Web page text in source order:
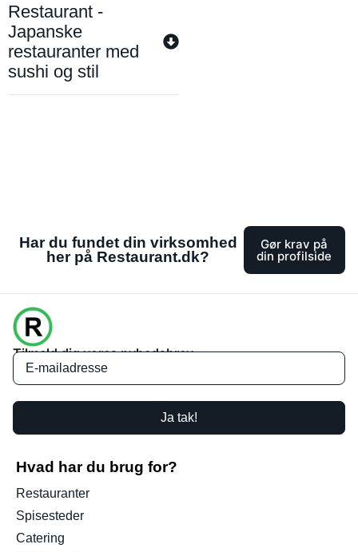
Restaurant -
Japanske
restauranter med
sushi og stil
Har du fundet din virksomhed
her på Restaurant.dk?
Gør krav på
din profilside
Tilmeld dig vores nyhedsbrev
Ja tak!
Hvad har du brug for?
Restauranter
Spisesteder
Catering